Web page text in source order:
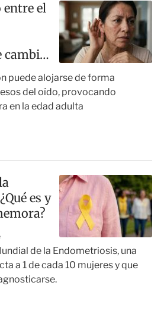
entre el
cambia
puede alojarse de forma
del oído, provocando
en la edad adulta
es y
de la Endometriosis, una
a 1 de cada 10 mujeres y que